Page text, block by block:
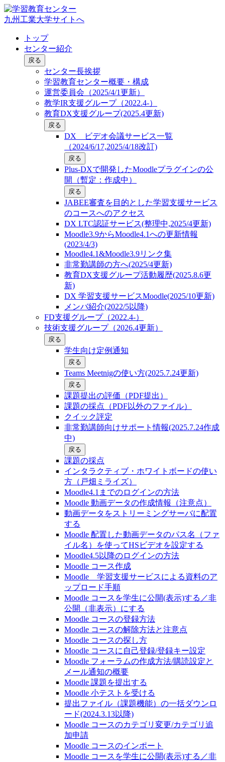
九州工業大学サイトへ
トップ
センター紹介
戻る
センター長挨拶
学習教育センター概要・構成
運営委員会（2025/4/1更新）
教学IR支援グループ（2022.4-）
教育DX支援グループ(2025.4更新)
戻る
DX ビデオ会議サービス一覧
（2024/6/17,2025/4/18改訂)
戻る
Plus-DXで開発したMoodleプラグインの公
開（暫定：作成中）
戻る
JABEE審査を目的とした学習支援サービス
のコースへのアクセス
DX LTC認証サービス(整理中,2025/4更新)
Moodle3.9からMoodle4.1への更新情報
(2023/4/3)
Moodle4.1&Moodle3.9リンク集
非常勤講師の方へ(2025/4更新)
教育DX支援グループ活動履歴(2025.8.6更
新)
DX 学習支援サービスMoodle(2025/10更新)
メンバ紹介(2022/5以降)
FD支援グループ（2022.4-）
技術支援グループ（2026.4更新）
戻る
学生向け定例通知
戻る
Teams Meetnigの使い方(2025.7.24更新)
戻る
課題提出の評価（PDF提出）
課題の採点（PDF以外のファイル）
クイック評定
非常勤講師向けサポート情報(2025.7.24作成
中)
戻る
課題の採点
インタラクティブ・ホワイトボードの使い
方（戸畑ミライズ）
Moodle4.1までのログインの方法
Moodle 動画データの作成情報（注意点）
動画データをストリーミングサーバに配置
する
Moodle 配置した動画データのパス名（ファ
イル名）を使ってHSビデオを設定する
Moodle4.5以降のログインの方法
Moodle コース作成
Moodle 学習支援サービスによる資料のア
ップロード手順
Moodle コースを学生に公開(表示)する／非
公開（非表示）にする
Moodle コースの登録⽅法
Moodle コースの解除方法と注意点
Moodle コースの探し⽅
Moodle コースに自己登録/登録キー設定
Moodle フォーラムの作成方法/購読設定と
メール通知の概要
Moodle 課題を提出する
Moodle 小テストを受ける
提出ファイル（課題機能）の一括ダウンロ
ード(2024.3.13以降)
Moodle コースのカテゴリ変更/カテゴリ追
加申請
Moodle コースのインポート
Moodle コースを学生に公開(表示)する／非